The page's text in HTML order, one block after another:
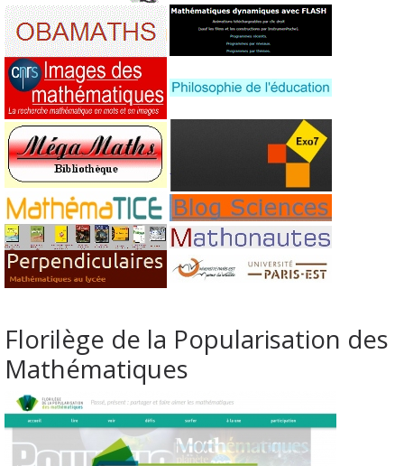
Florilège de la Popularisation des
Mathématiques